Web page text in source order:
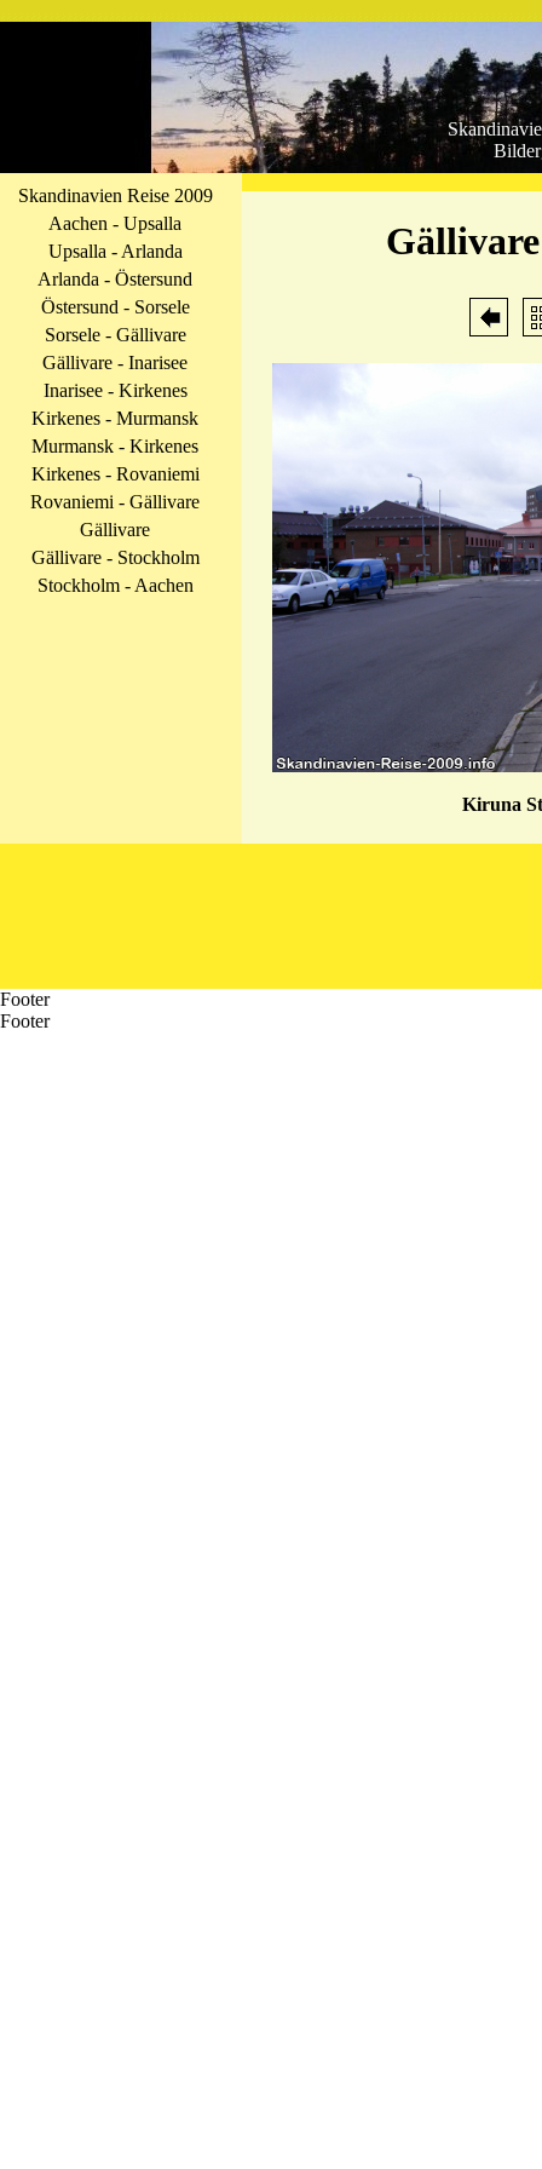
Skandinavien Reise 2009
Aachen - Upsalla
Upsalla - Arlanda
Arlanda - Östersund
Östersund - Sorsele
Sorsele - Gällivare
Gällivare - Inarisee
Inarisee - Kirkenes
Kirkenes - Murmansk
Murmansk - Kirkenes
Kirkenes - Rovaniemi
Rovaniemi - Gällivare
Gällivare
Gällivare - Stockholm
Stockholm - Aachen
Kiruna
Footer
Footer